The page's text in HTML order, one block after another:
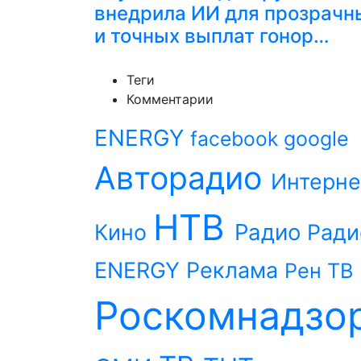
внедрила ИИ для
и точных выплат гонор…
Теги
Комментарии
ENERGY facebook google
Авторадио
Кино НТВ Радио
ENERGY Реклама Рен ТВ